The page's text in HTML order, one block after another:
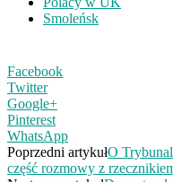
Smoleńsk
Facebook
Twitter
Google+
Pinterest
WhatsApp
Poprzedni artykułO
część rozmowy z